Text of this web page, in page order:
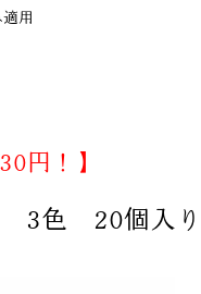
用
円！】
3色 20個入り